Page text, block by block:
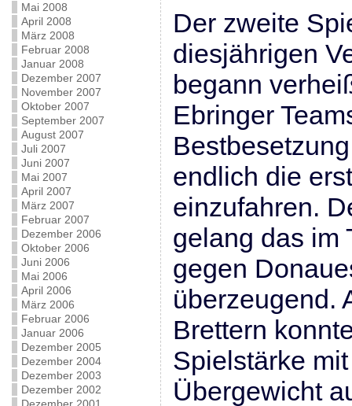
Mai 2008
April 2008
März 2008
Februar 2008
Januar 2008
Dezember 2007
November 2007
Oktober 2007
September 2007
August 2007
Juli 2007
Juni 2007
Mai 2007
April 2007
März 2007
Februar 2007
Dezember 2006
Oktober 2006
Juni 2006
Mai 2006
April 2006
März 2006
Februar 2006
Januar 2006
Dezember 2005
Dezember 2004
Dezember 2003
Dezember 2002
Der zweite
diesjährigen
begann
Ebringer
endlich die
einzufahren.
gelang das im
gegen
überzeugend.
Brettern
Spielstärke
Übergewicht